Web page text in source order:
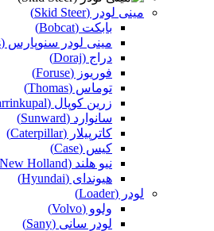
مینی لودر (Skid Steer)
بابکت (Bobcat)
مینی لودر سنوپارس (Snowpars)
دراج (Doraj)
فوریوز (Foruse)
توماس (Thomas)
زرین کوپال (Zarrinkupal)
سانوارد (Sunward)
کاترپیلار (Caterpillar)
کیس (Case)
نیو هلند (New Holland)
هیوندای (Hyundai)
لودر (Loader)
ولوو (Volvo)
لودر سانی (Sany)